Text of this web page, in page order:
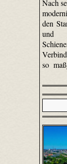
Nach
den
und
so